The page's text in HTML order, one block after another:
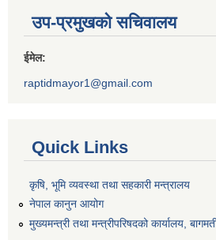
उप-प्रमुखको सचिवालय
ईमेल:
raptidmayor1@gmail.com
Quick Links
कृषि, भूमि व्यवस्था तथा सहकारी मन्त्रालय
नेपाल कानुन आयोग
मुख्यमन्त्री तथा मन्त्रीपरिषदको कार्यालय,